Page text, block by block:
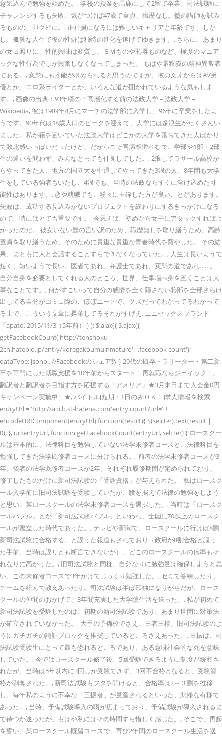
意気込んで勉強を始めた。, 学校の授業を馬鹿にして2留で卒業。司法試験に
チャレンジするも失敗、気がつけば47歳で童貞、職歴なし。塾の講師を試み
るものの、即クビに。, 正社員になるには難しいキャリアと年齢です。しか
し、孤独な人生で彼の性癖は独特の進化を遂げてゆきます。, さらに、あまり
の女日照りに、性的興味は変質し、ＳＭものや恥辱ものなど、極度のマニア
ックな性行為でしか興奮しなくなってしまった。 もはや最狭義の精神異常者
である。, 変態にも才能が求められると思うのですが、彼の文才からはAV男
優とか、エロ系ライターとか、いろんな道が開かれているような気もしま
す。, 画像の出典：93年頃の？高層化する前の法政大学 – 法政大学 –
Wikipedia, 彼は1989年4月にマーチの法学部に入学し、96年に卒業をしたよ
うです。90年代は18歳人口のピークを迎えて、大学には多浪生がたくさんい
ました。私が籍を置いていた法政大学はどこかの大学を落ちてきた人ばかり
で敗北感いっぱいだったけど、だからこそ同病相憐れむで、学部や1部・2部
生の違いを問わず、みんなとっても仲良しでした。, 2浪してラサール高校か
らやってきた人、地方の国立大を中退してやってきた3浪の人、8年間も大学
生をしている強者もいたし、4浪でも、当時の法政ならすぐに溶け込めた可
能性はあります。, 恋や就職でも、粉々に玉砕した方が良いことがあります。
失敗は、成功する見込みがないプロジェクトを終わりにするきっかけになる
ので、時にはとても重要です。, 今思えば、初めから女子にアタックすればよ
かったのだ。 彼女いない歴の言い訳のため、職歴無しを取り繕うため、高齢
童貞を取り繕うため、そのために貴重な貴重な青春時代を費やした。 その結
果、まともに人と会話することすらできなくなっていた。, 人生は長いようで
短く、短いようで長い。医者であれ、弁護士であれ、変態の道であれ……。
自分自身を必要としてくれる人のところ、世界、仕事場へ身を置くことは大
事なことです。, 何がすごいって自分の感情を全く隠さない恥部を全部さらけ
出してる自分がコミュ障の、ほぼニートで、クズだってわかってるわかって
る上で、こういう文章に昇華してるそれがすげえ, ユニセックスブランド
「apato. 2015/11/3（5年前） } ); $.ajax({ $.ajax({
getFacebookCount('http://tenshoku-
2ch.hateblo.jp/entry/koregakoumuinmaturo', '.facebook-count');
dataType:'jsonp', //Facebookのシェア数 } 20代の既卒・フリーター・第二新
卒を専門にした就職支援を10年前からスタート！再就職ならジェイック！,
翻訳者と翻訳者を目指す方を応援する「アメリア」★3月末日まで入会金0円
キャンペーン実施中！★, バイトル[短期・1日のみＯＫ！]求人情報を検索
entryUrl = 'http://api.b.st-hatena.com/entry.count?url=' +
encodeURIComponent(entryUrl) function(result){ $(selcter).text(result ||
0); }, url:entryUrl, function getFacebookCount(entryUrl, selcter) { ロースクー
ルは基本的に、法律科目を勉強していない法学未修者コースと、法律科目を
勉強してきた法学既修者コースに分けられる。, 前者の法学未修者コースが3
年。後者の法学既修者コースが2年。それぞれ履修期間が定められており、
修了したものだけに新司法試験の「受験資格」が与えられた。, 私はロースク
ール入学前に旧司法試験を受験していたが、腰を据えて法律の勉強をしよう
と思い、某ロースクールの法学未修者コースを選択した。, 当時は「ロースク
ールバブル」とか「新司法試験バブル」といわれ、全国に70以上のロースク
ールが濫立した時代であった。, テレビや新聞で、ロースクールに行けば8割
新司法試験に合格する、と誤った報道もされており（政府が8割合格と謳っ
た手前、当時は誤りとも断言できないが）、どこのロースクールの倍率もそ
れなりに高かった。, 旧司法試験と同様、自分なりに勉強量は確保しようと思
い、この未修者コースで3年かけてじっくり勉強した。, ゼミで答練したり、
チームを組んで教えあったり。司法試験は半ば孤独になりがちだが、ロース
クールの仲間のおかげで、3年間充実した大学院生活を送った。, 私が初めて
新司法試験を受験したのは、初期の新司法試験であり、あまり世間に対策法
が確立されていなかった。, 大手の予備校でさえ、三者三様。旧司法試験のよ
うにガチガチの論証ブロックを推奨しているところさえあった。, 三振は、司
法試験受験生にとって最も恐れるところであり、ある意味社会的な死を意味
していた。, 今ではロースクール修了後、5回受験できるように制度が緩和さ
れたが、当時は5年以内に3回しか受験できず、3回不合格となると、受験資
格が剥奪された。, 新司法試験もフタを開けると、合格率は2～３割を推移
し、毎年私のように不幸な「三振者」が量産されるといった、悲惨な有様で
あった。, 当時、予備試験導入の噂が広まっており、予備試験が導入されるま
で待つか迷ったが、もはや私にはその時間すら惜しく感じた。, そこで、再起
を誓い、某ロースクール既習コースで、再び2年間のロースクール生活を送